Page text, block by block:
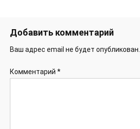
Добавить комментарий
Ваш адрес email не будет опубликован.
Комментарий *